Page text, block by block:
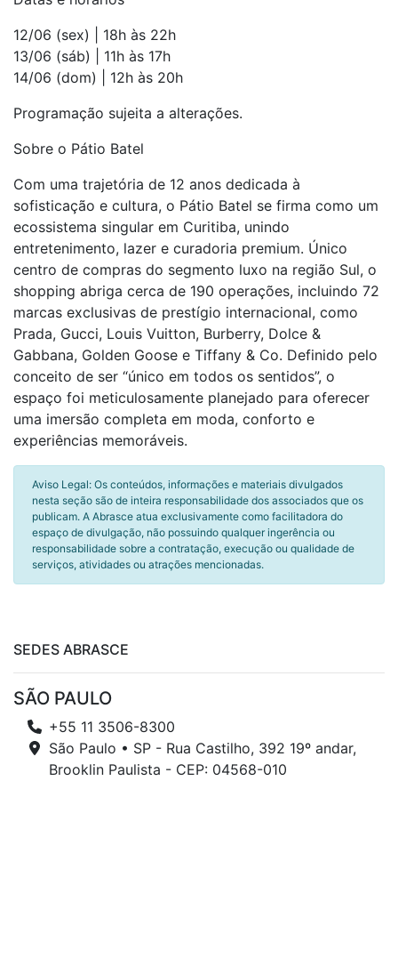
12/06 (sex) | 18h às 22h
13/06 (sáb) | 11h às 17h
14/06 (dom) | 12h às 20h
Programação sujeita a alterações.
Sobre o Pátio Batel
Com uma trajetória de 12 anos dedicada à
sofisticação e cultura, o Pátio Batel se firma como um
ecossistema singular em Curitiba, unindo
entretenimento, lazer e curadoria premium. Único
centro de compras do segmento luxo na região Sul, o
shopping abriga cerca de 190 operações, incluindo 72
marcas exclusivas de prestígio internacional, como
Prada, Gucci, Louis Vuitton, Burberry, Dolce &
Gabbana, Golden Goose e Tiffany & Co. Definido pelo
conceito de ser “único em todos os sentidos”, o
espaço foi meticulosamente planejado para oferecer
uma imersão completa em moda, conforto e
experiências memoráveis.
Aviso Legal: Os conteúdos, informações e materiais divulgados
nesta seção são de inteira responsabilidade dos associados que os
publicam. A Abrasce atua exclusivamente como facilitadora do
espaço de divulgação, não possuindo qualquer ingerência ou
responsabilidade sobre a contratação, execução ou qualidade de
serviços, atividades ou atrações mencionadas.
SEDES ABRASCE
SÃO PAULO
+55 11 3506-8300
São Paulo • SP - Rua Castilho, 392 19º andar,
Brooklin Paulista - CEP: 04568-010